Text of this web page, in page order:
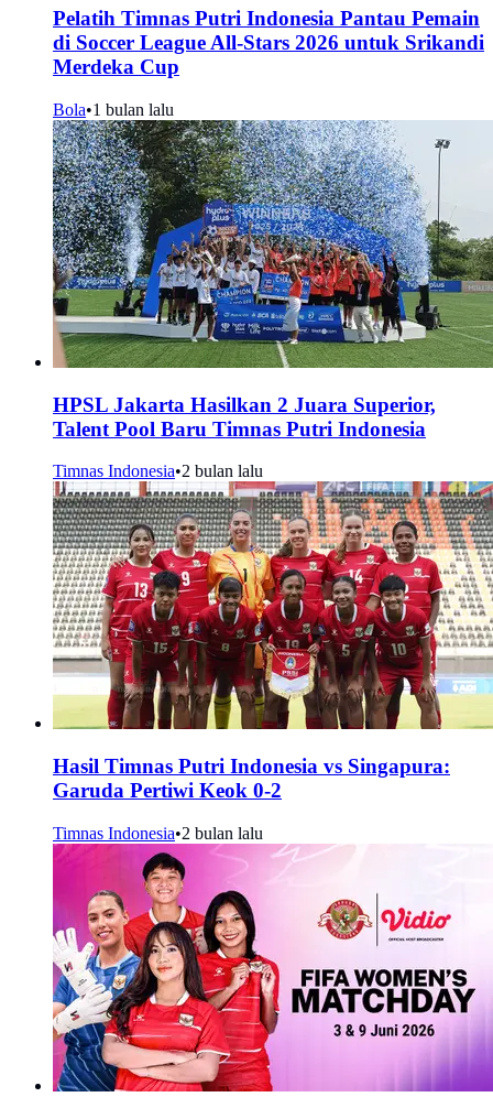
Pelatih Timnas Putri Indonesia Pantau Pemain
di Soccer League All-Stars 2026 untuk Srikandi
Merdeka Cup
Bola•1 bulan lalu
HPSL Jakarta Hasilkan 2 Juara Superior,
Talent Pool Baru Timnas Putri Indonesia
Timnas Indonesia•2 bulan lalu
Hasil Timnas Putri Indonesia vs Singapura:
Garuda Pertiwi Keok 0-2
Timnas Indonesia•2 bulan lalu